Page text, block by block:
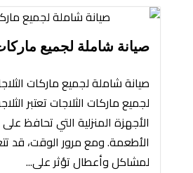
صيانة شاملة لجميع
صيانة شاملة لجميع ماركات
لجميع ماركات الثلاجات تعتبر
الأجهزة المنزلية التي تحافظ
الأطعمة. ومع مرور الوقت، قد
لمشاكل وأعطال تؤثر على...